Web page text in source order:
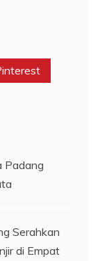
Padang
Serahkan
di Empat